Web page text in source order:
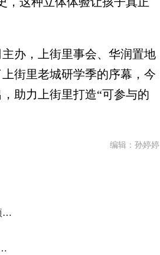
办，上街里事会、华润置地
街里老城研学季的序幕，今
助力上街里打造“可参与的
编辑：孙婷婷
农行青岛分行推动完成山东省首笔AIC股权投资基金项目投放
抢滩千亿级海洋功能食品新蓝海